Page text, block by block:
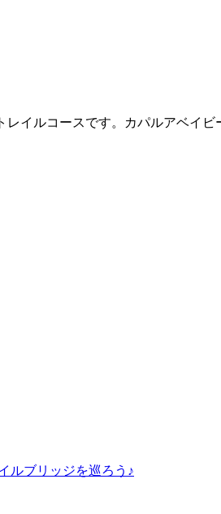
イルコースです。カパルアベイ
ルブリッジを巡ろう♪